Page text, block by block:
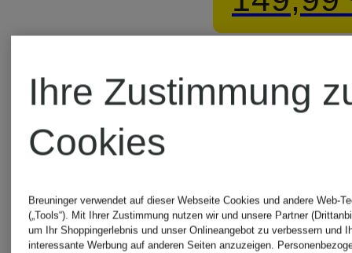
279,99 €
Ihre Zustimmung
Cookies
Breuninger verwendet auf dieser Webseite Cookies und andere Web-
(„Tools“). Mit Ihrer Zustimmung nutzen wir und unsere Partner
um Ihr Shoppingerlebnis und unser Onlineangebot zu verbessern und
interessante Werbung auf anderen Seiten anzuzeigen.